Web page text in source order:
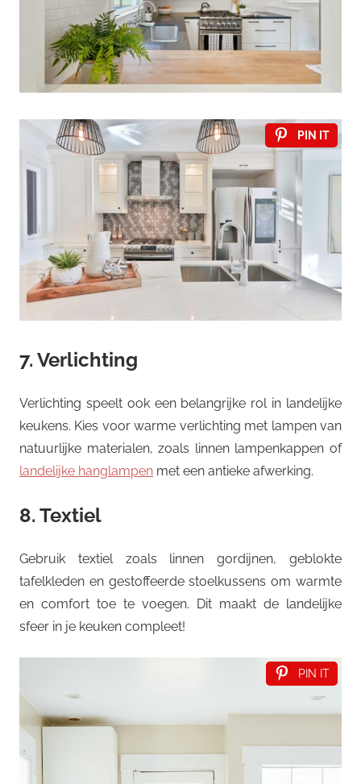
PIN IT
7. Verlichting
Verlichting speelt ook een belangrijke rol in landelijke
keukens. Kies voor warme verlichting met lampen van
natuurlijke materialen, zoals linnen lampenkappen of
landelijke hanglampen met een antieke afwerking.
8. Textiel
Gebruik textiel zoals linnen gordijnen, geblokte
tafelkleden en gestoffeerde stoelkussens om warmte
en comfort toe te voegen. Dit maakt de landelijke
sfeer in je keuken compleet!
PIN IT